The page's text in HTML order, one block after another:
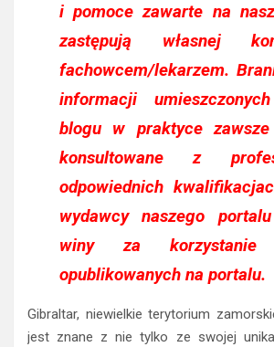
i pomoce zawarte na
zastępują własnej
fachowcem/lekarzem.
informacji
blogu w praktyce
konsultowane z
odpowiednich
wydawcy naszego
winy za
opublikowanych na portalu.
Gibraltar, niewielkie terytorium
jest znane z nie tylko ze swojej